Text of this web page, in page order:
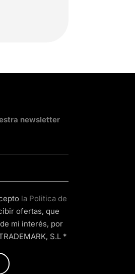
newsletter
la Politica de
ofertas, que
mi interés, por
S.L *